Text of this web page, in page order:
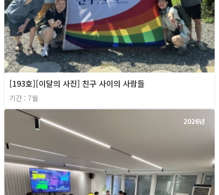
[193호][이달의 사진] 친구 사이의 사람들
기간 : 7월
2026년